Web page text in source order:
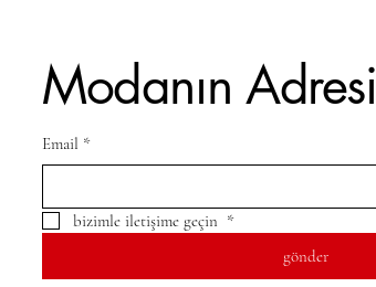
Modanın Adresi
Email *
bizimle iletişime geçin *
gönder